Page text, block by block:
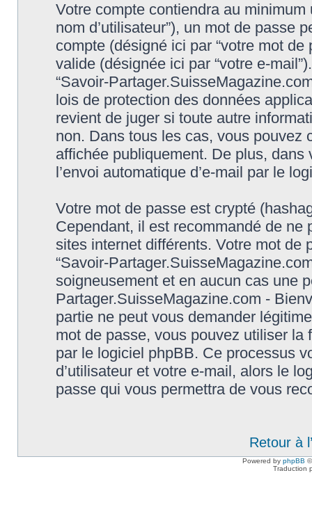
Votre compte contiendra au
nom d’utilisateur”), un mot de passe
compte (désigné ici par “votre mot
valide (désignée ici par “votre e-
“Savoir-
lois de protection des données
revient de juger si toute autre
non. Dans tous les cas, vous pouvez
affichée publiquement. De plus,
l’envoi automatique d’e-mail par le
Votre mot de passe est crypté
Cependant, il est recommandé de
sites internet différents. Votre mot de
“Savoir-
soigneusement et en aucun cas une
Partager.SuisseMagazine.com -
partie ne peut vous demander
mot de passe, vous pouvez utiliser la
par le logiciel phpBB. Ce processus
d’utilisateur et votre e-mail, alors le
passe qui vous permettra de vous
Retour à
Powered by phpBB
Traduction